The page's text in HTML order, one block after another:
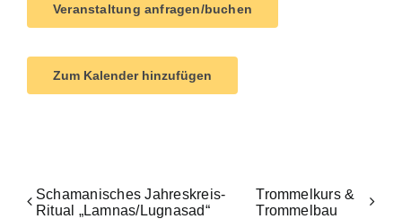
Veranstaltung anfragen/buchen
Zum Kalender hinzufügen
Schamanisches Jahreskreis-
Ritual „Lamnas/Lugnasad“
Trommelkurs &
Trommelbau